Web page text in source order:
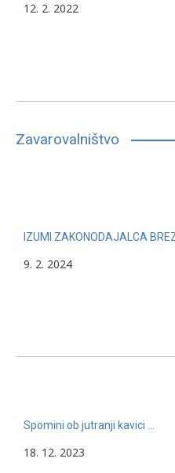
12. 2. 2022
Zavarovalništvo
IZUMI ZAKONODAJALCA
9. 2. 2024
Spomini ob jutranji kavici …
18. 12. 2023